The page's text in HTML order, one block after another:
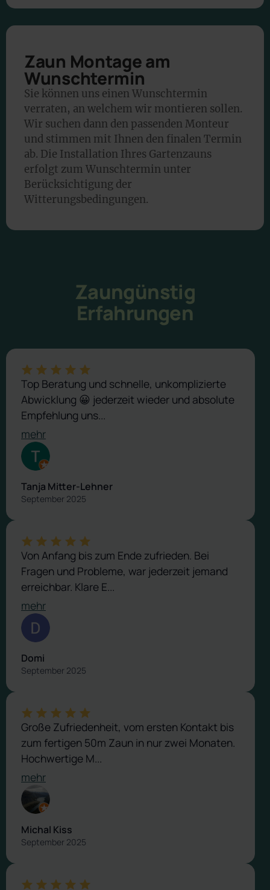
Zaun Montage am
Wunschtermin
Sie können uns einen Wunschtermin
verraten, an welchem wir montieren sollen.
Wir suchen dann den passenden Monteur
und stimmen mit Ihnen den finalen Termin
ab. Die Installation Ihres Gartenzauns
erfolgt zum Wunschtermin unter
Berücksichtigung der
Witterungsbedingungen.
Zaungünstig
Erfahrungen
Top Beratung und schnelle, unkomplizierte
Abwicklung 😀 jederzeit wieder und absolute
Empfehlung uns...
mehr
Tanja Mitter-Lehner
September 2025
Von Anfang bis zum Ende zufrieden. Bei
Fragen und Probleme, war jederzeit jemand
erreichbar. Klare E...
mehr
Domi
September 2025
Große Zufriedenheit, vom ersten Kontakt bis
zum fertigen 50m Zaun in nur zwei Monaten.
Hochwertige M...
mehr
Michal Kiss
September 2025